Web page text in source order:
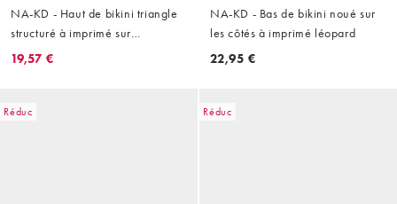
NA-KD - Haut de bikini triangle
structuré à imprimé sur
l'ensemble
19,57 €
NA-KD - Bas de bikini noué sur
les côtés à imprimé léopard
22,95 €
Réduc Réduc